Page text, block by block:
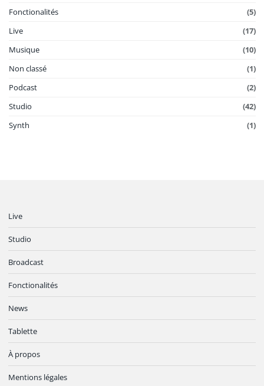
Fonctionalités
(5)
Live
(17)
Musique
(10)
Non classé
(1)
Podcast
(2)
Studio
(42)
Synth
(1)
Live
Studio
Broadcast
Fonctionalités
News
Tablette
À propos
Mentions légales